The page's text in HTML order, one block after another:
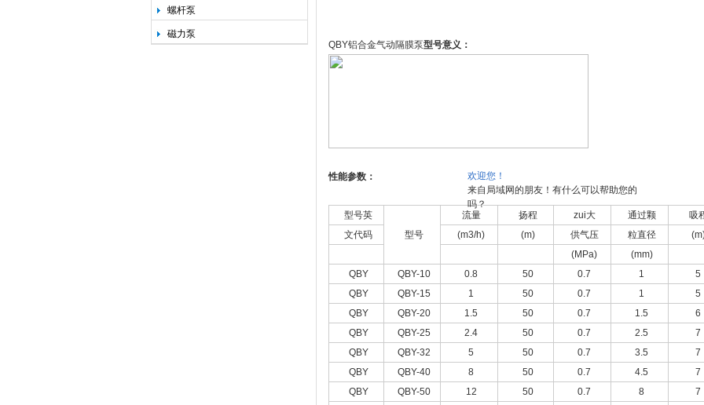
欢迎您！
来自局域网的朋友！有什么可以帮助您的
吗？
螺杆泵
磁力泵
QBY铝合金气动隔膜泵型号意义：
性能参数：
型号英
型号
流量 扬程 zui大 通过颗
吸
文代码
(m3/h) (m) 供气压 粒直径
(MPa)
(mm)
QBY
QBY-10 0.8 50 0.7 1
5
QBY
QBY-15 1 50 0.7 1
5
QBY
QBY-20 1.5 50 0.7 1.5
6
QBY
QBY-25 2.4 50 0.7 2.5
7
QBY
QBY-32 5 50 0.7 3.5
7
QBY
QBY-40 8 50 0.7 4.5
7
QBY
QBY-50 12 50 0.7 8
7